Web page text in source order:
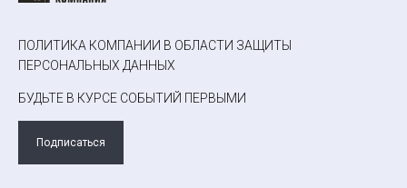
ПОЛИТИКА КОМПАНИИ В ОБЛАСТИ ЗАЩИТЫ
ПЕРСОНАЛЬНЫХ ДАННЫХ
БУДЬТЕ В КУРСЕ СОБЫТИЙ ПЕРВЫМИ
Подписаться